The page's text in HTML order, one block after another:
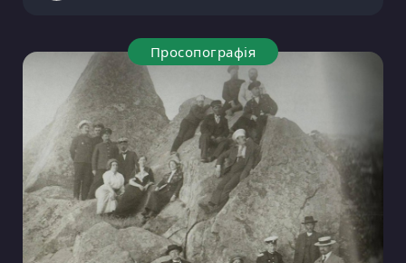
Просопографія